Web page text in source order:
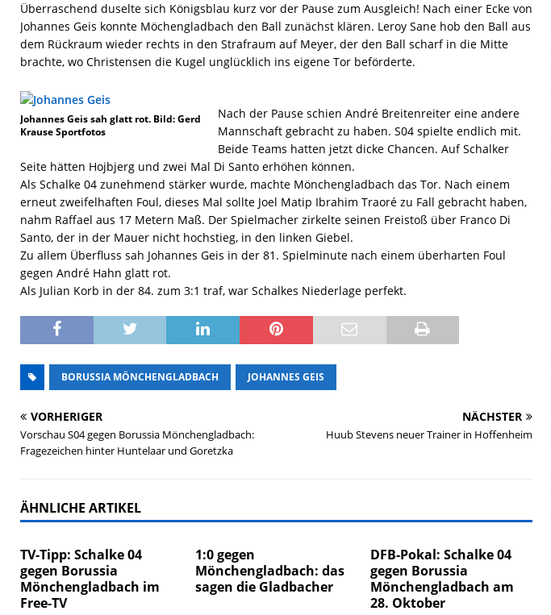
Überraschend duselte sich Königsblau kurz vor der Pause zum Ausgleich! Nach einer Ecke von
Johannes Geis konnte Möchengladbach den Ball zunächst klären. Leroy Sane hob den Ball aus
dem Rückraum wieder rechts in den Strafraum auf Meyer, der den Ball scharf in die Mitte
brachte, wo Christensen die Kugel unglücklich ins eigene Tor beförderte.
Johannes Geis sah glatt rot. Bild: Gerd
Krause Sportfotos
Nach der Pause schien André Breitenreiter eine andere
Mannschaft gebracht zu haben. S04 spielte endlich mit.
Beide Teams hatten jetzt dicke Chancen. Auf Schalker
Seite hätten Hojbjerg und zwei Mal Di Santo erhöhen können.
Als Schalke 04 zunehmend stärker wurde, machte Mönchengladbach das Tor. Nach einem
erneut zweifelhaften Foul, dieses Mal sollte Joel Matip Ibrahim Traoré zu Fall gebracht haben,
nahm Raffael aus 17 Metern Maß. Der Spielmacher zirkelte seinen Freistoß über Franco Di
Santo, der in der Mauer nicht hochstieg, in den linken Giebel.
Zu allem Überfluss sah Johannes Geis in der 81. Spielminute nach einem überharten Foul
gegen André Hahn glatt rot.
Als Julian Korb in der 84. zum 3:1 traf, war Schalkes Niederlage perfekt.
BORUSSIA MÖNCHENGLADBACH JOHANNES GEIS
VORHERIGER
Vorschau S04 gegen Borussia Mönchengladbach:
Fragezeichen hinter Huntelaar und Goretzka
NÄCHSTER
Huub Stevens neuer Trainer in Hoffenheim
ÄHNLICHE ARTIKEL
TV-Tipp: Schalke 04
gegen Borussia
Mönchengladbach im
Free-TV
1:0 gegen
Mönchengladbach: das
sagen die Gladbacher
DFB-Pokal: Schalke 04
gegen Borussia
Mönchengladbach am
28. Oktober